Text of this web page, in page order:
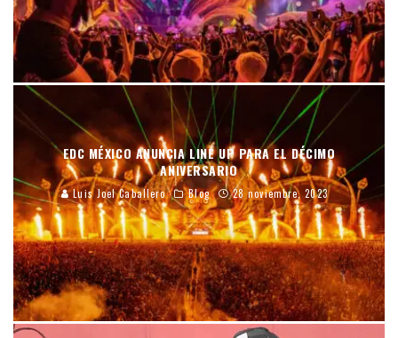
EDC MÉXICO ANUNCIA LINE UP PARA EL DÉCIMO
ANIVERSARIO
Luis Joel Caballero Blog 28 noviembre, 2023